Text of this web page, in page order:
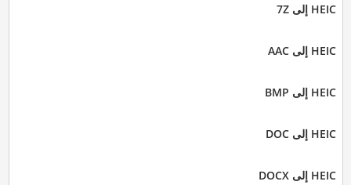
HEIC إلى 7Z
HEIC إلى AAC
HEIC إلى BMP
HEIC إلى DOC
HEIC إلى DOCX